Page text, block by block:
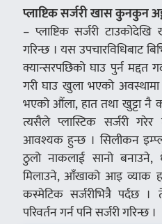
प्लाष्टिक सर्जरी खास कुनकुन
– प्लाष्टिक सर्जरी
गरिन्छ । यस उपचारविधिबाट
क्यान्सरपछिको घाउ पुर्न मद्दत
गरी घाउ खुला भएको
भएको औंला, हात तथा खुट्टा नै
त्यसैले प्लास्टिक सर्जरी गरेर
आवश्यक हुन्छ । सिलीकन
ठुलो नाकलाई सानो बनाउने,
मिलाउने, आँखाको आइ व्याक
कस्मेटिक सर्जरीभित्रै पर्दछ ।
परिवर्तन गर्न पनि सर्जरी गरिन्छ ।